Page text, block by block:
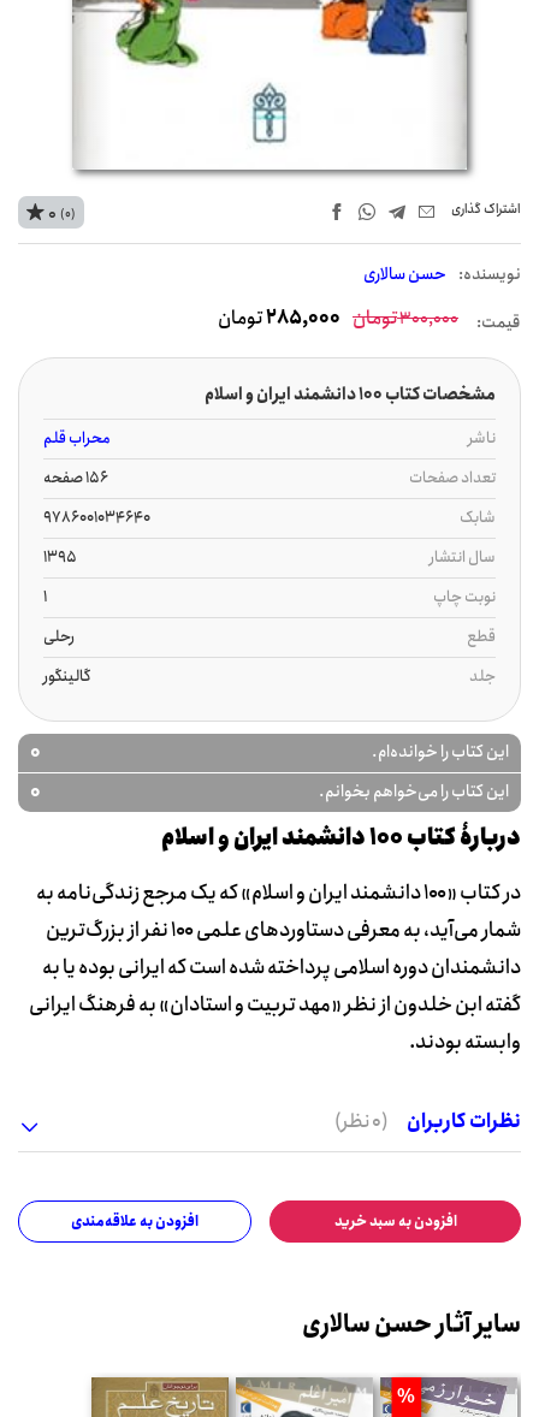
اشتراک‌ گذاری
نويسنده: حسن سالاری
0 (0)
قیمت: 300,000تومان 285,000تومان
مشخصات کتاب 100 دانشمند ایران و اسلام
ناشر
محراب قلم
تعداد صفحات
156 صفحه
شابک
9786001034640
سال انتشار
1395
نوبت چاپ
1
قطع
رحلی
جلد
گالینگور
این کتاب را خوانده‌ام. 0
این کتاب را می‌خواهم بخوانم. 0
دربارۀ کتاب 100 دانشمند ایران و اسلام
در کتاب «١٠٠ دانشمند ایران و اسلام» که یک مرجع زندگی‌نامه به
شمار می‌آید، به معرفی دستاوردهای علمی ١٠٠ نفر از بزرگ‌ترین
دانشمندان دوره اسلامی پرداخته شده است که ایرانی بوده یا به
گفته ابن خلدون از نظر «مهد تربیت و استادان» به فرهنگ ایرانی
وابسته بودند.
نظرات کاربران (0 نظر)
افزودن به سبد خرید افزودن به علاقه‌مندی
سایر آثار حسن سالاری
%